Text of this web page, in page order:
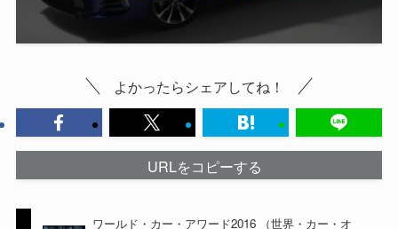
よかったらシェアしてね！
URLをコピーする
ワールド・カー・アワード2016 （世界・カー・オ